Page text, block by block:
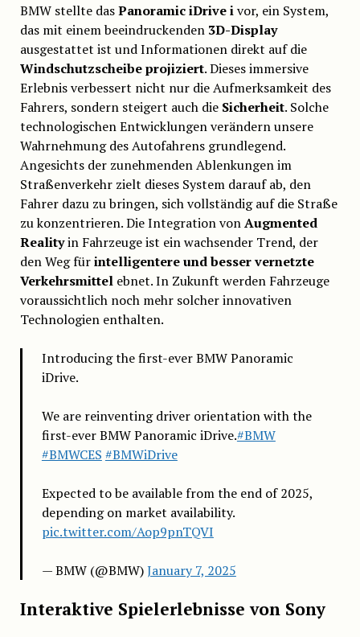
BMW stellte dasPanoramic iDrive ivor, ein System,
das mit einem beeindruckenden 3D-Display
ausgestattet ist und Informationen direkt auf die
Windschutzscheibe projiziert. Dieses immersive
Erlebnis verbessert nicht nur die Aufmerksamkeit des
Fahrers, sondern steigert auch die Sicherheit. Solche
technologischen Entwicklungen verändern unsere
Wahrnehmung des Autofahrens grundlegend.
Angesichts der zunehmenden Ablenkungen im
Straßenverkehr zielt dieses System darauf ab, den
Fahrer dazu zu bringen, sich vollständig auf die Straße
zu konzentrieren. Die Integration vonAugmented
Realityin Fahrzeuge ist ein wachsender Trend, der
den Weg fürintelligentere und besser vernetzte
Verkehrsmittelebnet. In Zukunft werden Fahrzeuge
voraussichtlich noch mehr solcher innovativen
Technologien enthalten.
Introducing the first-ever BMW Panoramic
iDrive.
We are reinventing driver orientation with the
first-ever BMW Panoramic iDrive.#BMW
#BMWCES #BMWiDrive
Expected to be available from the end of 2025,
depending on market availability.
pic.twitter.com/Aop9pnTQVI
— BMW (@BMW)January 7, 2025
Interaktive Spielerlebnisse von Sony